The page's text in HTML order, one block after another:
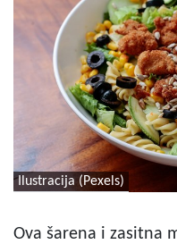
Ilustracija (Pexels)
Ova šarena i zasitna